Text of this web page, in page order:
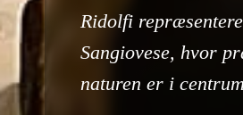
Ridolfi
Sangiovese, hvor
naturen er i